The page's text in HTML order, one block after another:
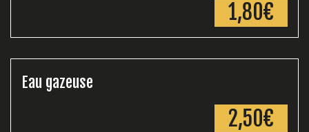
1,80€
Eau gazeuse
2,50€